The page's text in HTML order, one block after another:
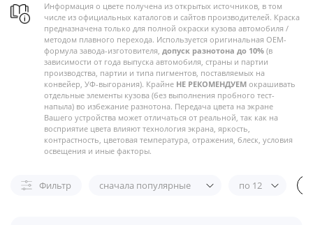
Информация о цвете получена из открытых источников, в том
числе из официальных каталогов и сайтов производителей. Краска
предназначена только для полной окраски кузова автомобиля /
методом плавного перехода. Используется оригинальная OEM-
формула завода-изготовителя, допуск разнотона до 10% (в
зависимости от года выпуска автомобиля, страны и партии
производства, партии и типа пигментов, поставляемых на
конвейер, УФ-выгорания). Крайне НЕ РЕКОМЕНДУЕМ окрашивать
отдельные элементы кузова (без выполнения пробного тест-
напыла) во избежание разнотона. Передача цвета на экране
Вашего устройства может отличаться от реальной, так как на
восприятие цвета влияют технология экрана, яркость,
контрастность, цветовая температура, отражения, блеск, условия
освещения и иные факторы.
Фильтр сначала популярные по 12